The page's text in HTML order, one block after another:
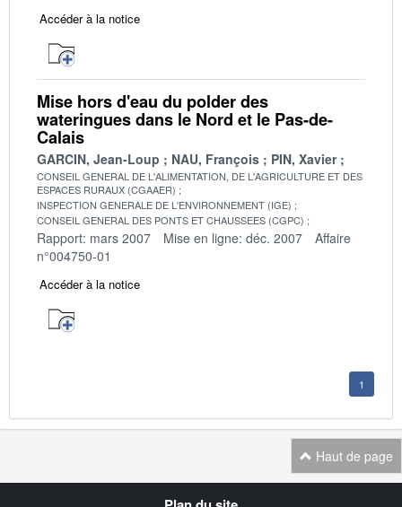
Accéder à la notice
Mise hors d'eau du polder des
wateringues dans le Nord et le Pas-de-
Calais
GARCIN, Jean-Loup NAU, François PIN, Xavier
CONSEIL GENERAL DE L'ALIMENTATION, DE L'AGRICULTURE ET DES
ESPACES RURAUX (CGAAER)
INSPECTION GENERALE DE L'ENVIRONNEMENT (IGE)
CONSEIL GENERAL DES PONTS ET CHAUSSEES (CGPC)
Rapport: mars 2007 Mise en ligne: déc. 2007
Affaire
n°004750-01
Accéder à la notice
1
Haut de page